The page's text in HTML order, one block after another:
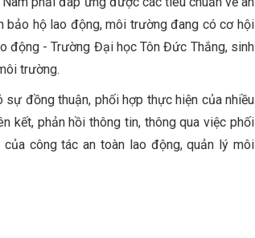
bảo hộ lao động, môi trường đang có cơ hội
động - Trường Đại học Tôn Đức Thắng, sinh
trường.
đồng thuận, phối hợp thực hiện của nhiều
kết, phản hồi thông tin, thông qua việc phối
công tác an toàn lao động, quản lý môi